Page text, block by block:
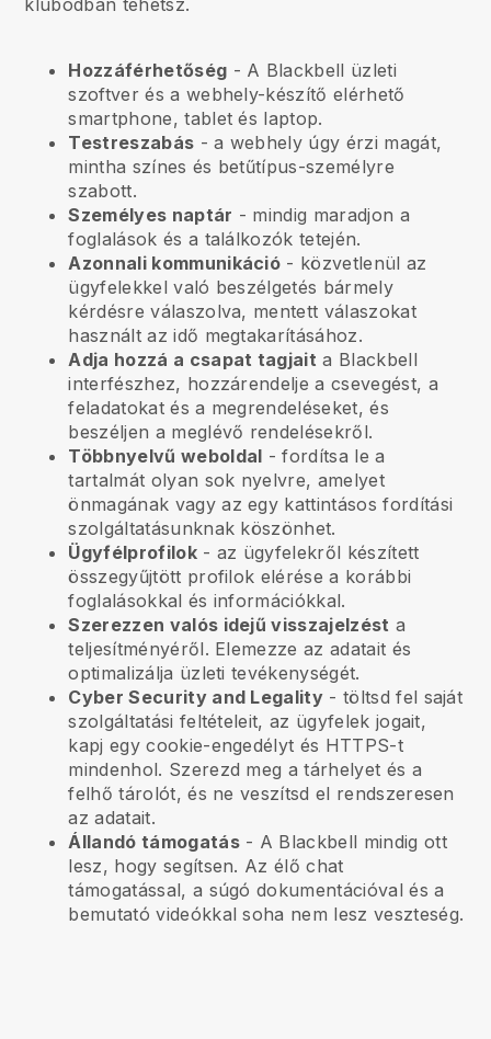
klubodban tehetsz.
Hozzáférhetőség - A Blackbell üzleti
szoftver és a webhely-készítő elérhető
smartphone, tablet és laptop.
Testreszabás - a webhely úgy érzi magát,
mintha színes és betűtípus-személyre
szabott.
Személyes naptár - mindig maradjon a
foglalások és a találkozók tetején.
Azonnali kommunikáció - közvetlenül az
ügyfelekkel való beszélgetés bármely
kérdésre válaszolva, mentett válaszokat
használt az idő megtakarításához.
Adja hozzá a csapat tagjait a Blackbell
interfészhez, hozzárendelje a csevegést, a
feladatokat és a megrendeléseket, és
beszéljen a meglévő rendelésekről.
Többnyelvű weboldal - fordítsa le a
tartalmát olyan sok nyelvre, amelyet
önmagának vagy az egy kattintásos fordítási
szolgáltatásunknak köszönhet.
Ügyfélprofilok- az ügyfelekről készített
összegyűjtött profilok elérése a korábbi
foglalásokkal és információkkal.
Szerezzen valós idejű visszajelzést a
teljesítményéről. Elemezze az adatait és
optimalizálja üzleti tevékenységét.
Cyber Security and Legality - töltsd fel saját
szolgáltatási feltételeit, az ügyfelek jogait,
kapj egy cookie-engedélyt és HTTPS-t
mindenhol. Szerezd meg a tárhelyet és a
felhő tárolót, és ne veszítsd el rendszeresen
az adatait.
Állandó támogatás- A Blackbell mindig ott
lesz, hogy segítsen. Az élő chat
támogatással, a súgó dokumentációval és a
bemutató videókkal soha nem lesz veszteség.